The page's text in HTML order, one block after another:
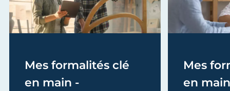
Mes formalités clé
en main -
Mes
en